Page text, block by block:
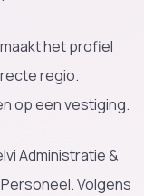
het profiel
regio.
op een vestiging.
Administratie &
Volgens